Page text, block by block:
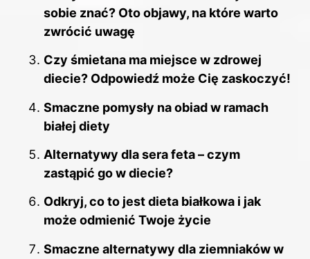
sobie znać? Oto objawy, na które warto
zwrócić uwagę
Czy śmietana ma miejsce w zdrowej
diecie? Odpowiedź może Cię zaskoczyć!
Smaczne pomysły na obiad w ramach
białej diety
Alternatywy dla sera feta – czym
zastąpić go w diecie?
Odkryj, co to jest dieta białkowa i jak
może odmienić Twoje życie
Smaczne alternatywy dla ziemniaków w